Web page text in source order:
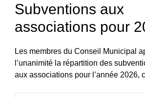
Subventions aux
associations pour
Les membres du Conseil Municipal
l’unanimité la répartition des
aux associations pour l’année 2026,